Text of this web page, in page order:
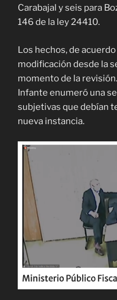
Carabajal y seis para
146 de la ley 24410.
Los hechos, de
modificación desde la
momento de la
Infante enumeró una
subjetivas que debían
nueva instancia.